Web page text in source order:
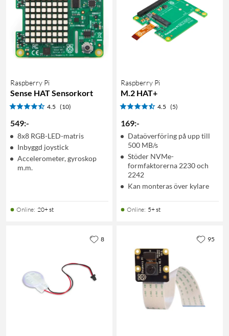
Raspberry Pi
Sense HAT Sensorkort
4.5 (10)
549:-
8x8 RGB-LED-matris
Inbyggd joystick
Accelerometer, gyroskop
m.m.
Online: 20+ st
Raspberry Pi
M.2 HAT+
4.5 (5)
169:-
Dataöverföring på upp till
500 MB/s
Stöder NVMe-
formfaktorerna 2230 och
2242
Kan monteras över kylare
Online: 5+ st
8 95